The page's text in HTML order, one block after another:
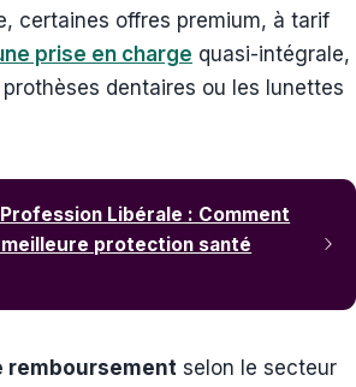
certaines offres premium, à tarif
prise en charge quasi-intégrale,
dentaires ou les lunettes
Libérale : Comment
protection santé
remboursement selon le secteur